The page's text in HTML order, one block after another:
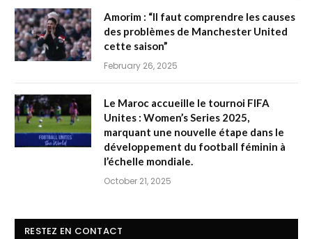
Amorim : “Il faut comprendre les causes
des problèmes de Manchester United
cette saison”
February 26, 2025
Le Maroc accueille le tournoi FIFA
Unites : Women’s Series 2025,
marquant une nouvelle étape dans le
développement du football féminin à
l’échelle mondiale.
October 21, 2025
RESTEZ EN CONTACT